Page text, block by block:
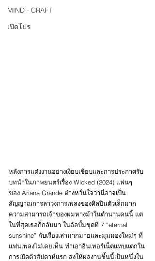
MIND - CRAFT
เปิดโปร
หลังการแต่งงานอย่างเงียบเชียบและการประกาศรับ
บทนำในภาพยนตร์เรื่อง Wicked (2024) แฟนๆ
ของ Ariana Grande ต่างหวั่นใจว่านี่อาจเป็น
สัญญาณการลาวงการเพลงของศิลปินตัวเล็กมาก
ความสามารถเจ้าของผมหางม้าในตำนานคนนี้ แต่
ในที่สุดเธอก็กลับมา ในอัลบั้มชุดที่ 7 “eternal
sunshine” กับเรื่องเล่ามากมายและมุมมองใหม่ๆ ที่
แฟนเพลงไม่เคยเห็น ทำเอาอินเทอร์เน็ตแทบแตกใน
การเปิดตัวสัปดาห์แรก ส่งให้ผลงานชิ้นนี้เป็นหนึ่งใน